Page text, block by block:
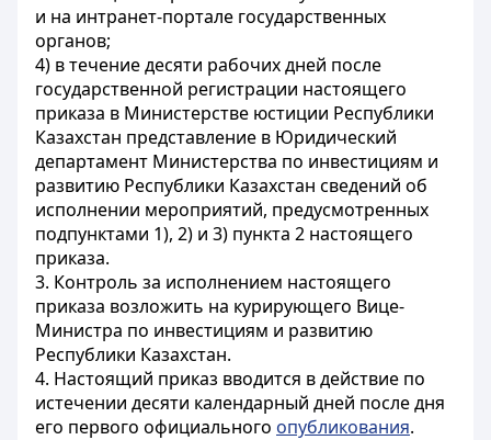
и на интранет-портале государственных
органов;
4) в течение десяти рабочих дней после
государственной регистрации настоящего
приказа в Министерстве юстиции Республики
Казахстан представление в Юридический
департамент Министерства по инвестициям и
развитию Республики Казахстан сведений об
исполнении мероприятий, предусмотренных
подпунктами 1), 2) и 3) пункта 2 настоящего
приказа.
3. Контроль за исполнением настоящего
приказа возложить на курирующего Вице-
Министра по инвестициям и развитию
Республики Казахстан.
4. Настоящий приказ вводится в действие по
истечении десяти календарный дней после дня
его первого официального опубликования.